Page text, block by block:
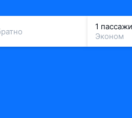
1
Эконом